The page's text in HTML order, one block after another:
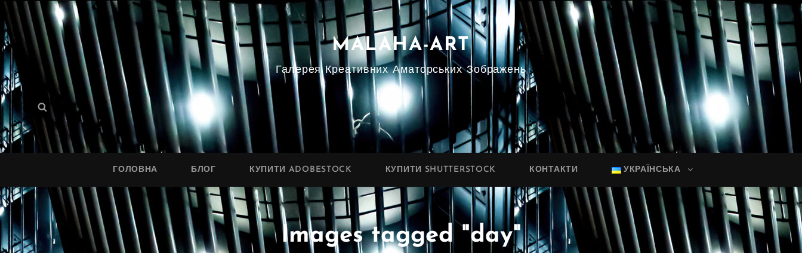
MALAHA-ART
Галерея Креативних Аматорських Зображень
Search
for:
Search
ГОЛОВНА БЛОГ КУПИТИ ADOBESTOCK КУПИТИ SHUTTERSTOCK КОНТАКТИ УКРАЇНСЬКА
Images tagged "day"